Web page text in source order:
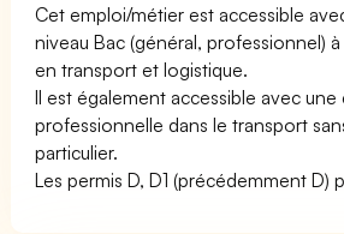
Cet emploi/métier est accessible
niveau Bac (général, professionnel)
en transport et logistique.
Il est également accessible avec une
professionnelle dans le transport
particulier.
Les permis D, D1 (précédemment D)